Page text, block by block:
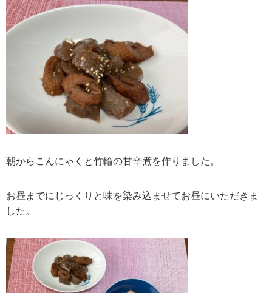
朝からこんにゃくと竹輪の甘辛煮を作りました。
お昼までにじっくりと味を染み込ませてお昼にいただきま
した。